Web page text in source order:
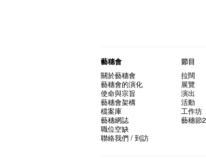
藝穗會
關於藝穗會
藝穗會的演化
使命與宗旨
藝穗會架構
檔案庫
藝穗網誌
職位空缺
聯絡我們 / 到訪
節目
拉闊
展覽
演出
活動
工作坊
藝穗節